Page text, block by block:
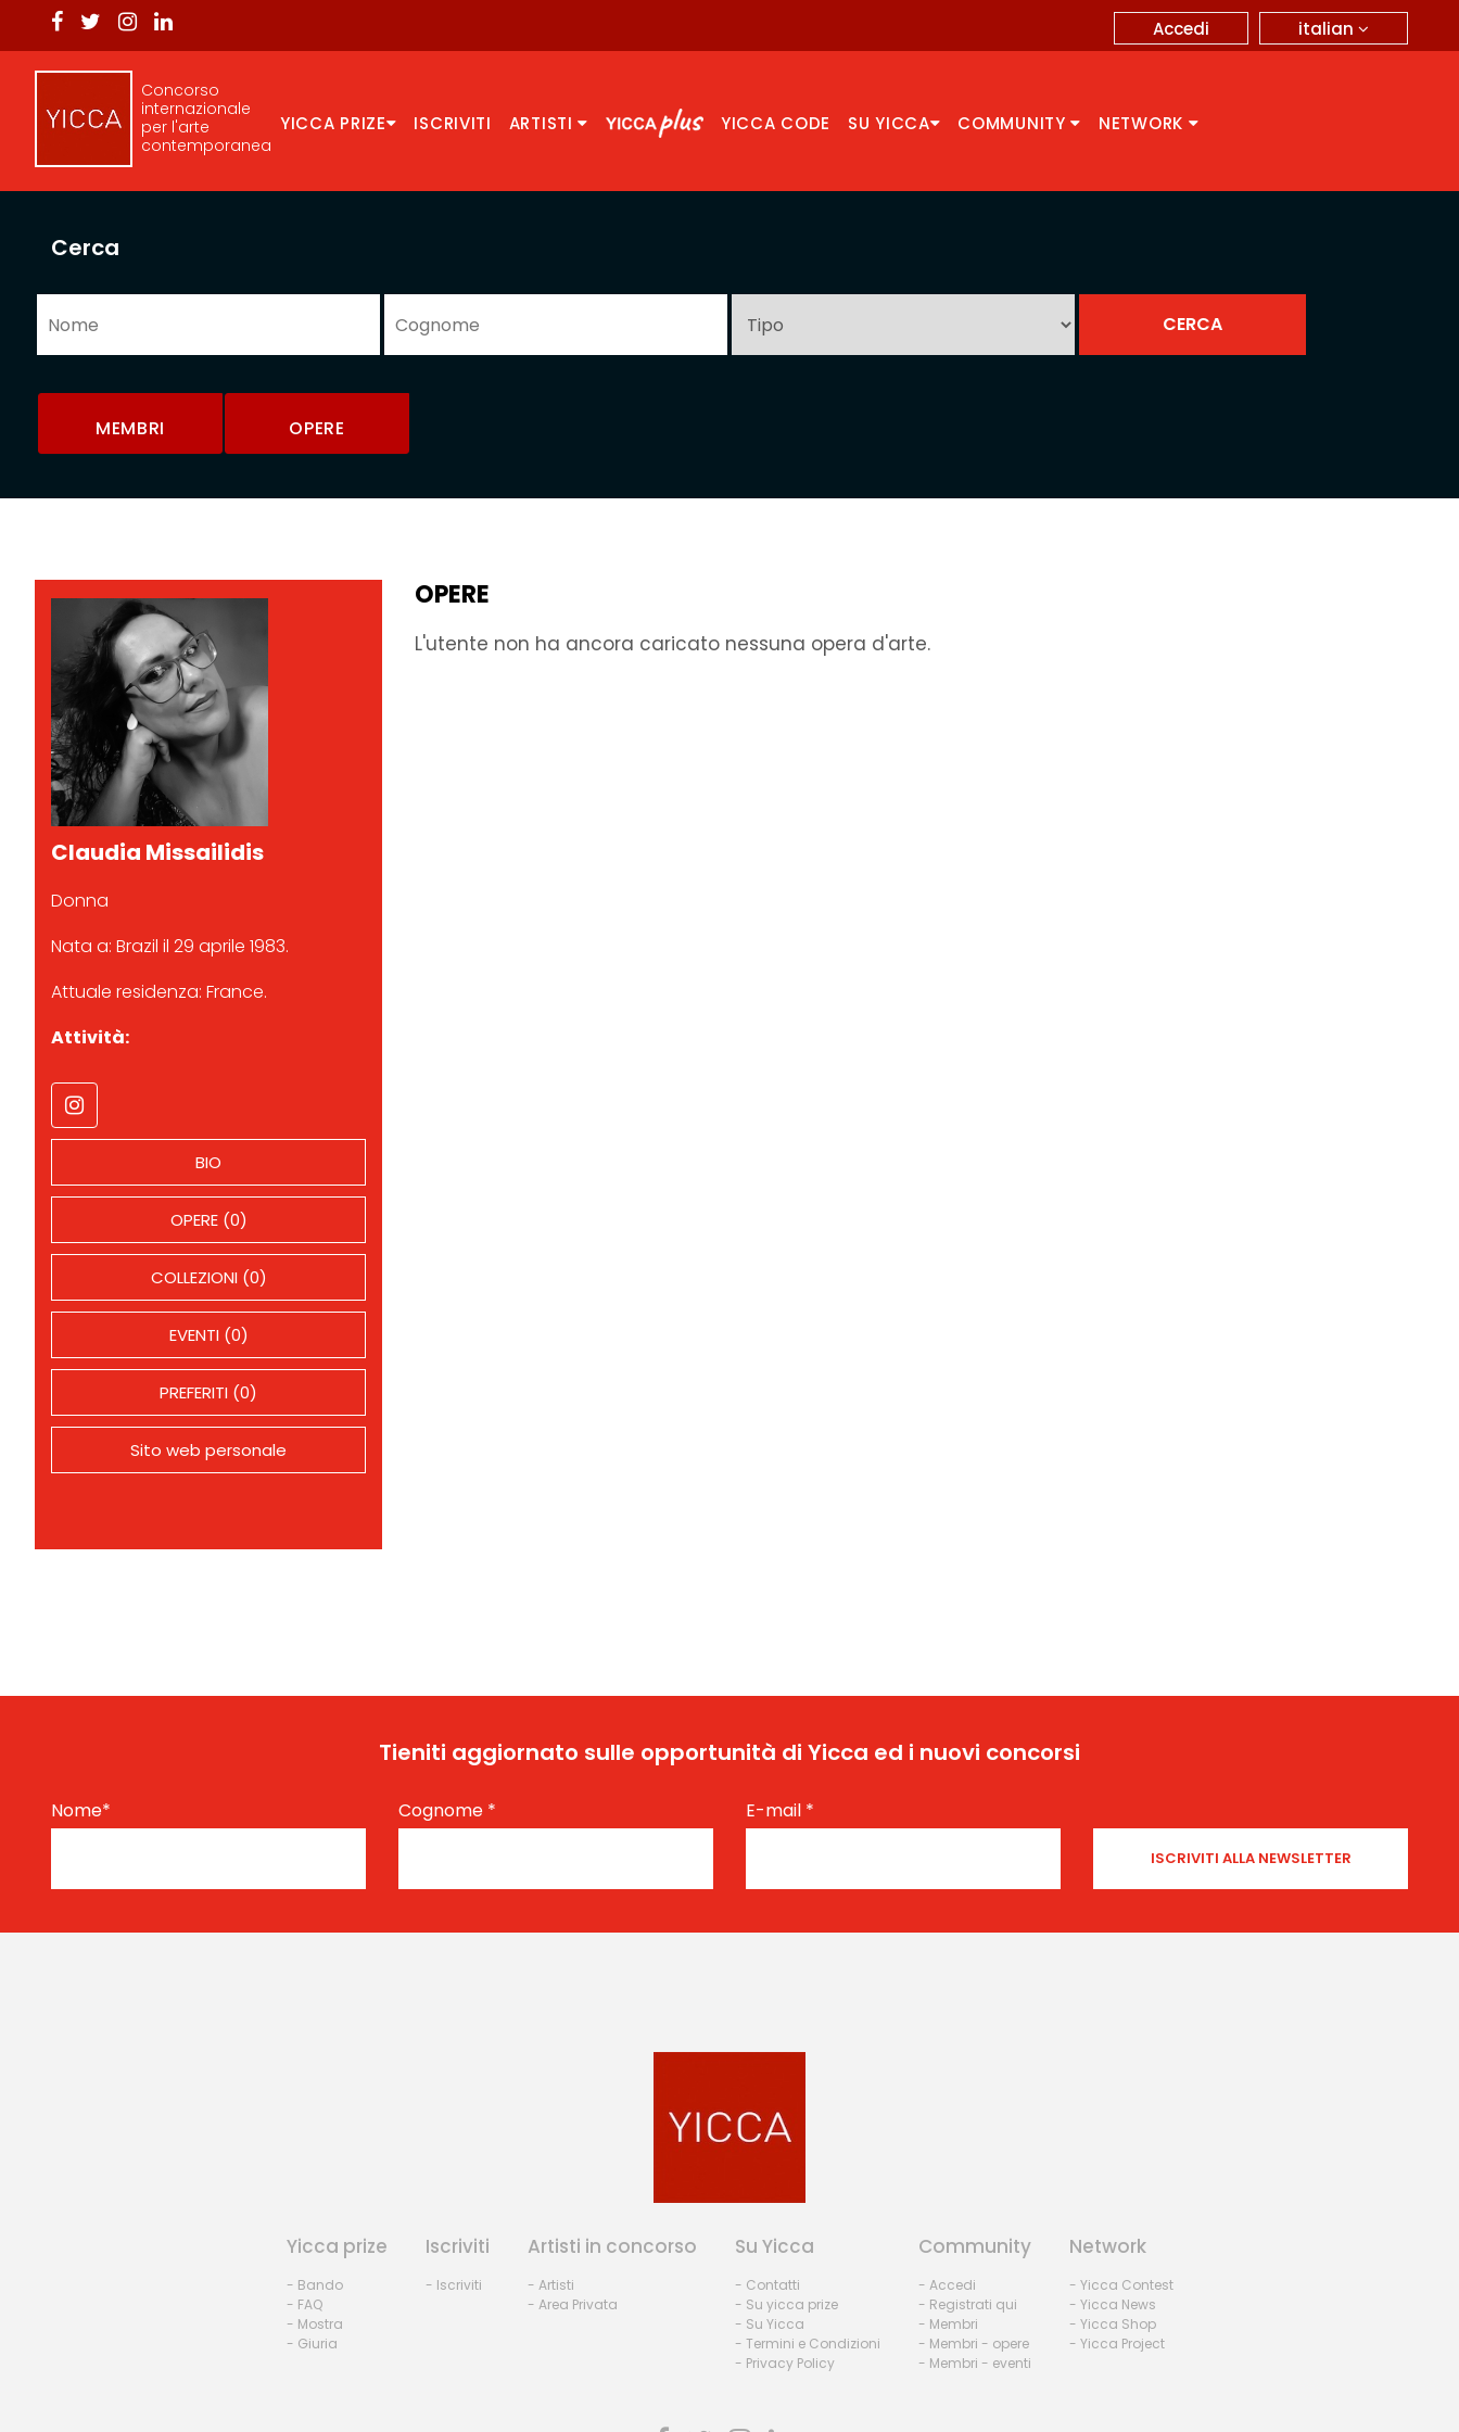
italian
Accedi
Concorso
internazionale
per l'arte
contemporanea
YICCA PRIZE ISCRIVITI ARTISTI YICCA CODE SU YICCA COMMUNITY NETWORK
Cerca
MEMBRI OPERE
Claudia Missailidis
Donna
Nata a: Brazil il 29 aprile 1983.
Attuale residenza: France.
Attività:
BIO
OPERE (0)
COLLEZIONI (0)
EVENTI (0)
PREFERITI (0)
Sito web personale
OPERE
L'utente non ha ancora caricato nessuna opera d'arte.
Tieniti aggiornato sulle opportunità di Yicca ed i nuovi concorsi
Nome* Cognome * E-mail *
Yicca prize
- Bando
- FAQ
- Mostra
- Giuria
Iscriviti
- Iscriviti
Artisti in concorso
- Artisti
- Area Privata
Su Yicca
- Contatti
- Su yicca prize
- Su Yicca
- Termini e Condizioni
- Privacy Policy
Community
- Accedi
- Registrati qui
- Membri
- Membri - opere
- Membri - eventi
Network
- Yicca Contest
- Yicca News
- Yicca Shop
- Yicca Project